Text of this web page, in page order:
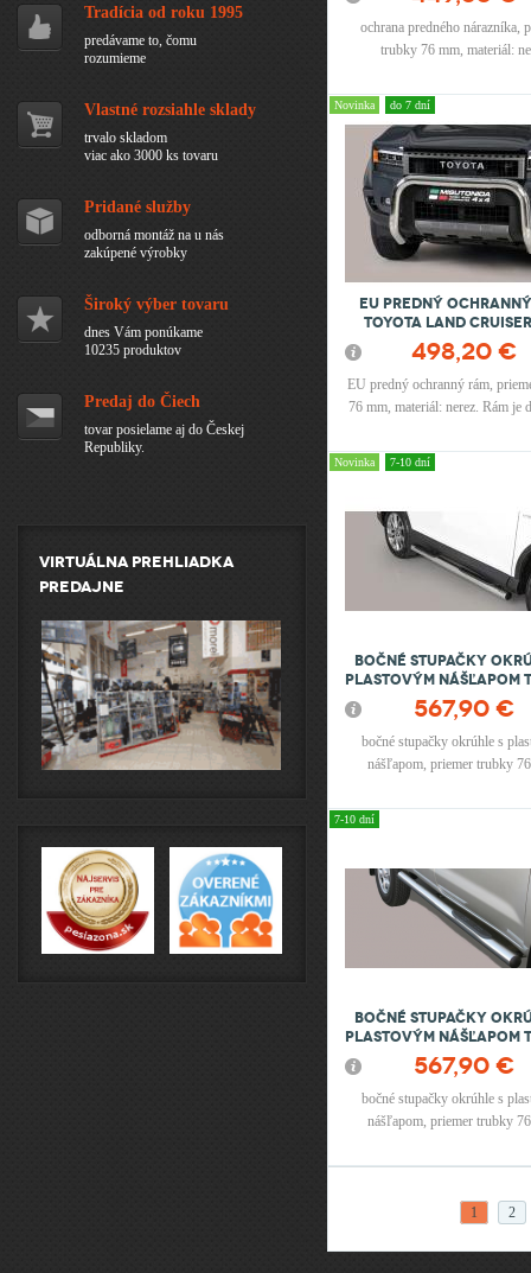
ochrana predného nárazníka,
trubky 76 mm, materiál:
Novinka do 7 dní
EU Predný
TOYOTA Land
498,20 €
EU predný ochranný rám,
76 mm, materiál: nerez. Rám je
parkovacím senzorom a
Novinka 7-10 dní
Bočné stupačky
plastovým nášľapom
Rav 4/Rav 4 Hybrid
567,90 €
bočné stupačky okrúhle s
nášľapom, priemer trubky
7-10 dní
Bočné stupačky
plastovým nášľapom
Hi-Lux 2006 - 2011
567,90 €
bočné stupačky okrúhle s
nášľapom, priemer trubky
1 2
Tradícia od roku 1995
predávame to, čomu
rozumieme
Vlastné rozsiahle sklady
trvalo skladom
viac ako 3000 ks tovaru
Pridané služby
odborná montáž na u nás
zakúpené výrobky
Široký výber tovaru
dnes Vám ponúkame
10235 produktov
Predaj do Čiech
tovar posielame aj do Českej
Republiky.
Virtuálna prehliadka
predajne